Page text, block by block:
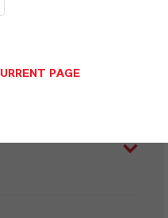
PAGE